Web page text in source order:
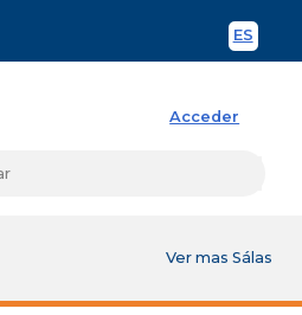
ES
Acceder
Ver mas Sálas